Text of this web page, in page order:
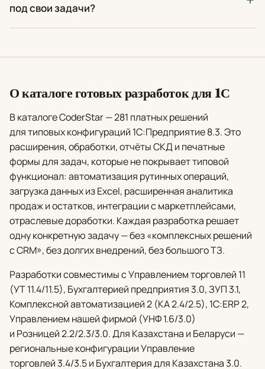
под свои задачи?
О каталоге готовых разработок для 1С
В каталоге CoderStar — 281 платных решений
для типовых конфигураций 1С:Предприятие 8.3. Это
расширения, обработки, отчёты СКД и печатные
формы для задач, которые не покрывает типовой
функционал: автоматизация рутинных операций,
загрузка данных из Excel, расширенная аналитика
продаж и остатков, интеграции с маркетплейсами,
отраслевые доработки. Каждая разработка решает
одну конкретную задачу — без «комплексных решений
с CRM», без долгих внедрений, без большого ТЗ.
Разработки совместимы с Управлением торговлей 11
(УТ 11.4/11.5), Бухгалтерией предприятия 3.0, ЗУП 3.1,
Комплексной автоматизацией 2 (КА 2.4/2.5), 1С:ERP 2,
Управлением нашей фирмой (УНФ 1.6/3.0)
и Розницей 2.2/2.3/3.0. Для Казахстана и Беларуси —
региональные конфигурации Управление
торговлей 3.4/3.5 и Бухгалтерия для Казахстана 3.0.